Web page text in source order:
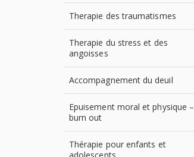
Therapie des traumatismes
Therapie du stress et des
angoisses
Accompagnement du deuil
Epuisement moral et physique –
burn out
Thérapie pour enfants et